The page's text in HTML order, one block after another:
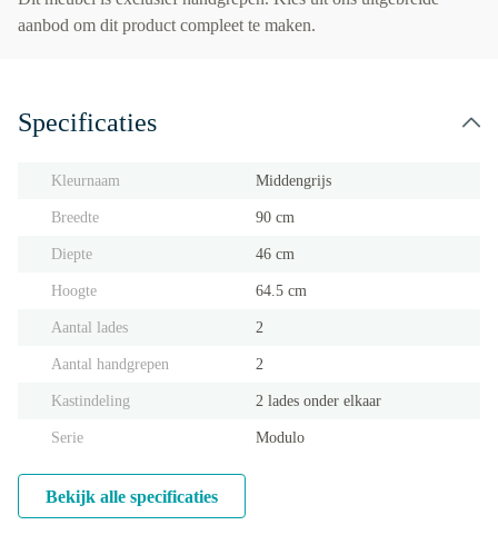
aanbod om dit product compleet te maken.
Specificaties
Kleurnaam Middengrijs
Breedte 90 cm
Diepte 46 cm
Hoogte 64.5 cm
Aantal lades 2
Aantal handgrepen 2
Kastindeling 2 lades onder elkaar
Serie Modulo
Bekijk alle specificaties